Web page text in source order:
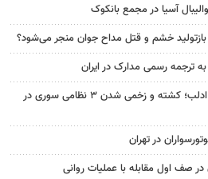
آسیا در مجمع بانکوک
بازتولید خشم و قتل مداح جوان منجر می‌شود؟
ترجمه رسمی مدارک در ایران
درگیری شدید در جنوب ادلب؛ کشته و زخمی شدن ۳ نظامی سوری در
در صف اول مقابله با عملیات روانی